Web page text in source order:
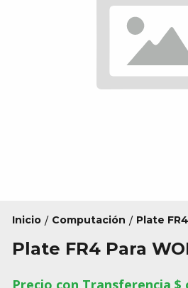
Inicio / Computación / Plate
Plate FR4 Para
Precio con Transferencia $